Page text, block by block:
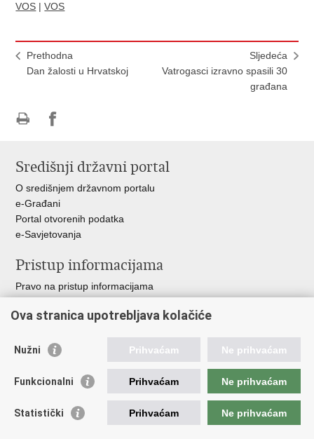
VOS |VOS
Prethodna
Dan žalosti u Hrvatskoj
Sljedeća
Vatrogasci izravno spasili 30
građana
Facebooku
Središnji državni portal
O središnjem državnom portalu
e-Građani
Portal otvorenih podatka
e-Savjetovanja
Pristup informacijama
Pravo na pristup informacijama
Pozivi za žurnu pomoć
Važne poveznice
Vlada RH
Muzej hrvatskog vatrogastva
Ova stranica upotrebljava kolačiće
Nužni Prihvaćam Ne prihvaćam
Funkcionalni Prihvaćam Ne prihvaćam
Statistički Prihvaćam Ne prihvaćam